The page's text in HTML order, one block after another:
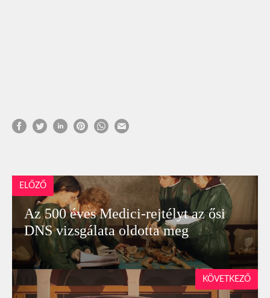
ELŐZŐ
Az 500 éves Medici-rejtélyt az ősi
DNS vizsgálata oldotta meg
KÖVETKEZŐ